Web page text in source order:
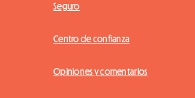
Seguro
Centro de confianza
Opiniones y comentarios